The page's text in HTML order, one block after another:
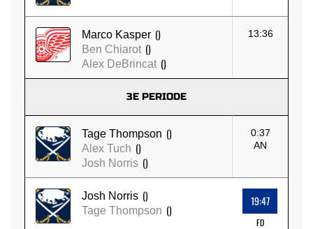
Marco Kasper ()
Ben Chiarot ()
Alex DeBrincat ()
13:36
3E PERIODE
Tage Thompson ()
Alex Tuch ()
Josh Norris ()
0:37
AN
Josh Norris ()
Tage Thompson ()
19:47
FD